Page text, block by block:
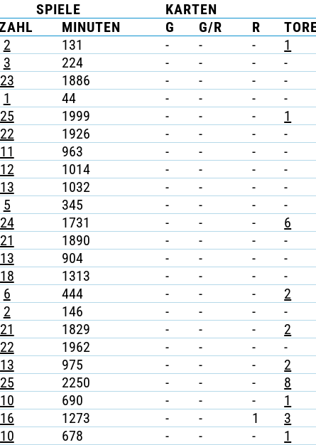
SPIELE KARTEN
MINUTEN G G/R R
2 131 - - - 1
3 224 - - - -
23 1886 - - - -
1 44 - - - -
25 1999 - - - 1
22 1926 - - - -
11 963 - - - -
12 1014 - - - -
13 1032 - - - -
5 345 - - - -
24 1731 - - - 6
21 1890 - - - -
13 904 - - - -
18 1313 - - - -
6 444 - - - 2
2 146 - - - -
21 1829 - - - 2
22 1962 - - - -
13 975 - - - 2
25 2250 - - - 8
10 690 - - - 1
16 1273 - - 1 3
10 678 - - - 1